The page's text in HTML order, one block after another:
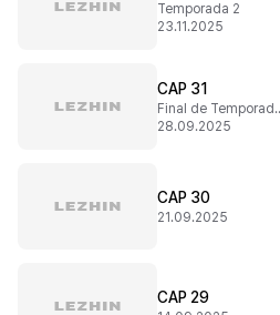
Temporada 2
23.11.2025
CAP 31
Final
28.09.2025
CAP 30
21.09.2025
CAP 29